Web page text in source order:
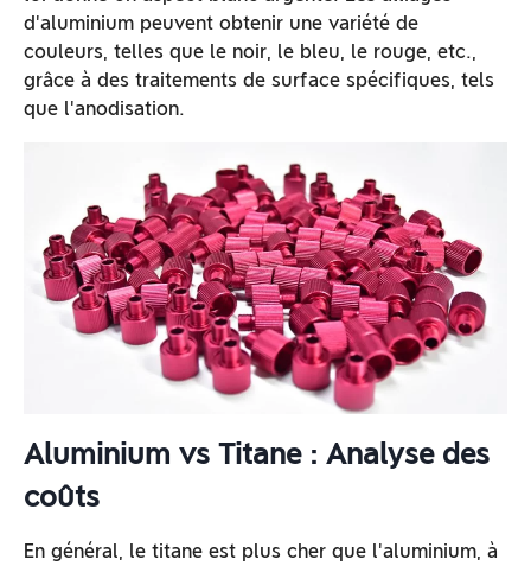
d'aluminium peuvent obtenir une variété de
couleurs, telles que le noir, le bleu, le rouge, etc.,
grâce à des traitements de surface spécifiques, tels
que l'anodisation.
Aluminium vs Titane : Analyse des
coûts
En général, le titane est plus cher que l'aluminium, à